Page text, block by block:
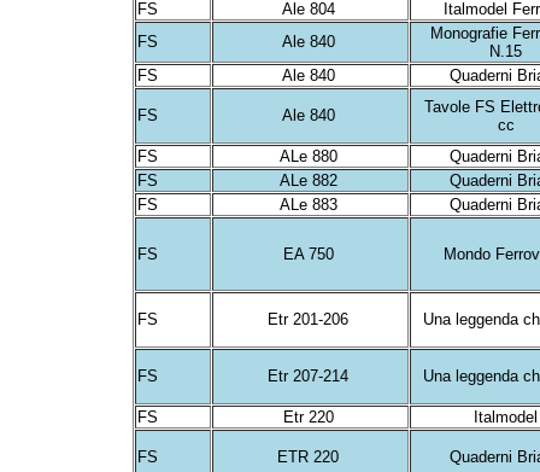
FS Ale 804
Italmodel
FS
Ale 840
Monografie
N.15
FS
Ale 840 Quaderni
FS Ale 840
Tavole FS
cc
FS
ALe 880
Quaderni
FS
ALe 882
Quaderni
FS
ALe 883 Quaderni
FS EA 750 Mondo
FS Etr 201-206 Una leggenda
FS Etr 207-214 Una leggenda
FS Etr 220
FS ETR 220 Quaderni